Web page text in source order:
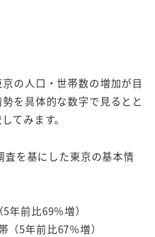
の人口・世帯数の増加が目
を具体的な数字で見るとと
てみます。
を基にした東京の基本情
年前比69％増）
5年前比67％増）